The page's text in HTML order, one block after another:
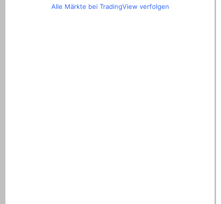
Alle Märkte bei TradingView verfolgen